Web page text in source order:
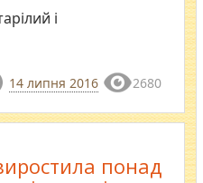
і
14 липня 2016 2680
понад